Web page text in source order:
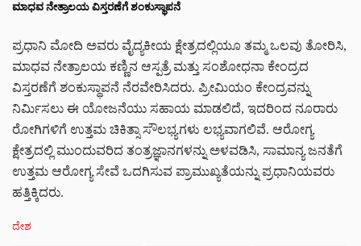
ಮಾಧವ ನೇತ್ರಾಲಯ ವಿಸ್ತರಣೆಗೆ ಶಂಕುಸ್ಥಾಪನೆ
ಪ್ರಧಾನಿ ಮೋದಿ ಅವರು ವೈದ್ಯಕೀಯ ಕ್ಷೇತ್ರದಲ್ಲಿಯೂ ತಮ್ಮ ಒಲವು ತೋರಿಸಿ,
ಮಾಧವ ನೇತ್ರಾಲಯ ಕಣ್ಣಿನ ಆಸ್ಪತ್ರೆ ಮತ್ತು ಸಂಶೋಧನಾ ಕೇಂದ್ರದ
ವಿಸ್ತರಣೆಗೆ ಶಂಕುಸ್ಥಾಪನೆ ನೆರವೇರಿಸಿದರು. ಪ್ರೀಮಿಯಂ ಕೇಂದ್ರವನ್ನು
ನಿರ್ಮಿಸಲು ಈ ಯೋಜನೆಯು ಸಹಾಯ ಮಾಡಲಿದೆ, ಇದರಿಂದ ನೂರಾರು
ರೋಗಿಗಳಿಗೆ ಉತ್ತಮ ಚಿಕಿತ್ಸಾ ಸೌಲಭ್ಯಗಳು ಲಭ್ಯವಾಗಲಿವೆ. ಆರೋಗ್ಯ
ಕ್ಷೇತ್ರದಲ್ಲಿ ಮುಂದುವರಿದ ತಂತ್ರಜ್ಞಾನಗಳನ್ನು ಅಳವಡಿಸಿ, ಸಾಮಾನ್ಯ ಜನತೆಗೆ
ಉತ್ತಮ ಆರೋಗ್ಯ ಸೇವೆ ಒದಗಿಸುವ ಪ್ರಾಮುಖ್ಯತೆಯನ್ನು ಪ್ರಧಾನಿಯವರು
ಹತ್ತಿಕ್ಕಿದರು.
C
ದೇಶ